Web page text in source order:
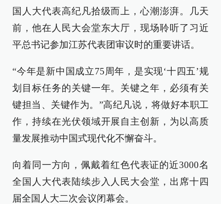
国人大代表高纪凡拾级而上，心潮澎湃。几天
前，他在人民大会堂东大厅，现场聆听了习近
平总书记参加江苏代表团审议时的重要讲话。
“今年是新中国成立75周年，是实现‘十四五’规
划目标任务的关键一年。关键之年，必须有关
键担当、关键作为。”高纪凡说，将做好本职工
作，持续在光伏领域开展自主创新，为以高质
量发展推动中国式现代化不懈奋斗。
向着同一方向，佩戴着红色代表证的近3000名
全国人大代表陆续步入人民大会堂，出席十四
届全国人大二次会议闭幕会。